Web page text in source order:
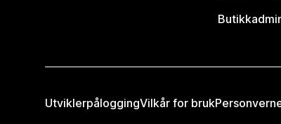
UtviklerpåloggingVilkår for bruk